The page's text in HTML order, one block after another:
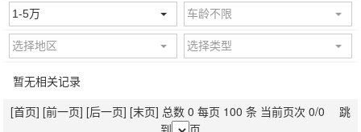
1-5万 车龄不限
选择地区 选择类型
暂无相关记录
[首页] [前一页] [后一页] [末页] 总数 0 每页 100 条 当前页次 0/0 跳
到
页